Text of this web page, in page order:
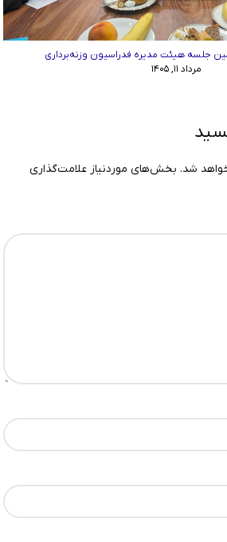
جلسه هیئت مدیره فدراسیون وزنه‌برداری
مرداد ۱۱, ۱۴۰۵
شد. بخش‌های موردنیاز علامت‌گذاری